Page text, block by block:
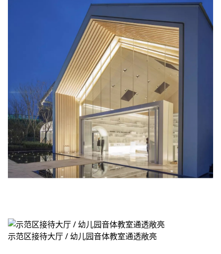
示范区接待大厅 / 幼儿园音体教室通透敞亮